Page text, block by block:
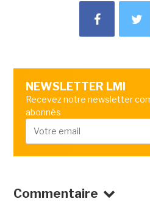
NEWSLETTER LMI
Recevez notre newsletter
abonnés
Commentaire